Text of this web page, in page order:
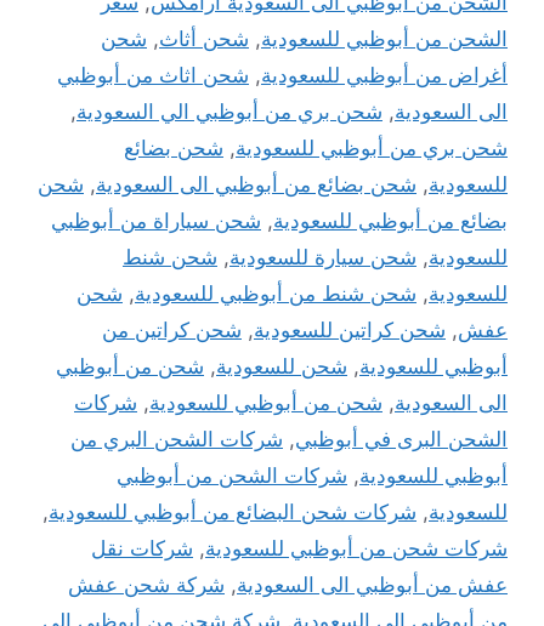
الشحن من أبوظبي للسعودية, شحن أثاث, شحن
أغراض من أبوظبي للسعودية, شحن اثاث من أبوظبي
الى السعودية, شحن بري من أبوظبي الي السعودية,
شحن بري من أبوظبي للسعودية, شحن بضائع
للسعودية, شحن بضائع من أبوظبي الى السعودية, شحن
بضائع من أبوظبي للسعودية, شحن سياراة من أبوظبي
للسعودية, شحن سيارة للسعودية, شحن شنط
للسعودية, شحن شنط من أبوظبي للسعودية, شحن
عفش, شحن كراتين للسعودية, شحن كراتين من
أبوظبي للسعودية, شحن للسعودية, شحن من أبوظبي
الى السعودية, شحن من أبوظبي للسعودية, شركات
الشحن البرى في أبوظبي, شركات الشحن البري من
أبوظبي للسعودية, شركات الشحن من أبوظبي
للسعودية, شركات شحن البضائع من أبوظبي للسعودية,
شركات شحن من أبوظبي للسعودية, شركات نقل
عفش من أبوظبي الى السعودية, شركة شحن عفش
من أبوظبي الى السعودية, شركة شحن من أبوظبي الى